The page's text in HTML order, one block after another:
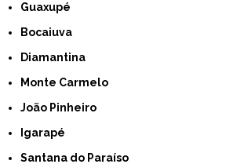
Guaxupé
Bocaiuva
Diamantina
Monte Carmelo
João Pinheiro
Igarapé
Santana do Paraíso